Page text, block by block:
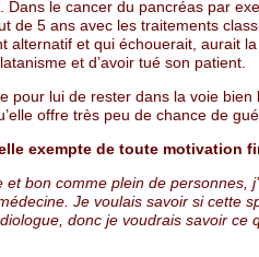
Dans le cancer du pancréas par
de 5 ans avec les traitements
alternatif et qui échouerait, aurait
et d’avoir tué son patient.
pour lui de rester dans la voie bien
offre très peu de chance de
exempte de toute motivation
bon comme plein de personnes,
Je voulais savoir si cette
donc je voudrais savoir ce